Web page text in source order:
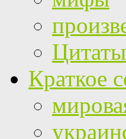
Краткое